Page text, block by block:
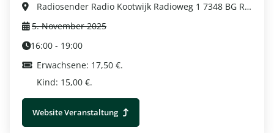
Radiosender Radio Kootwijk Radioweg 1 7348 BG Radio Kootwijk, Radio Kootwijk
5. November 2025
16:00 - 19:00
Erwachsene: 17,50 €.
Kind: 15,00 €.
Website Veranstaltung